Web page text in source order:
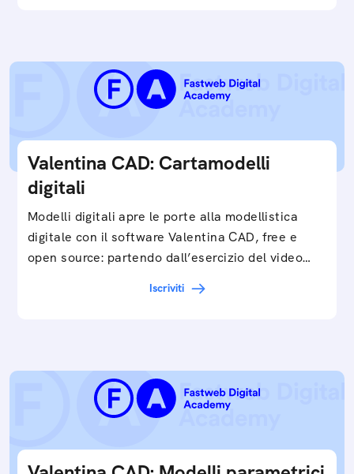
Valentina CAD: Cartamodelli
digitali
Modelli digitali apre le porte alla modellistica
digitale con il software Valentina CAD, free e
open source: partendo dall’esercizio del video…
Iscriviti